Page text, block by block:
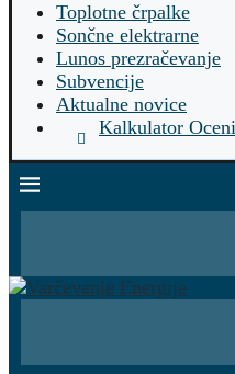
Toplotne črpalke
Sončne elektrarne
Lunos prezračevanje
Subvencije
Aktualne novice
Kalkulator